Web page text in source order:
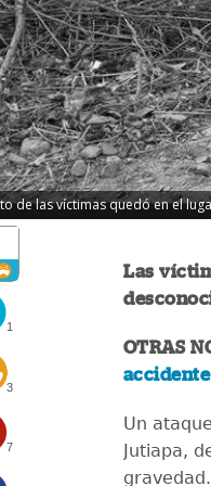
de las víctimas quedó en el
1
3
7
Las
OTRAS
Un
Jutiapa,
gravedad.